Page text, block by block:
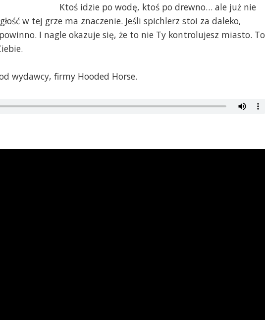
Ktoś idzie po wodę, ktoś po drewno… ale już nie
w tej grze ma znaczenie. Jeśli spichlerz stoi za daleko,
I nagle okazuje się, że to nie Ty kontrolujesz miasto. To
wydawcy, firmy Hooded Horse.